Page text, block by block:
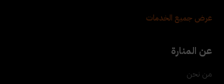
عرض جميع الخدمات
عن المنارة
من نحن